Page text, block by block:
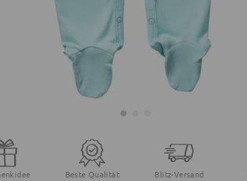
Beste Qualität Blitz-Versand